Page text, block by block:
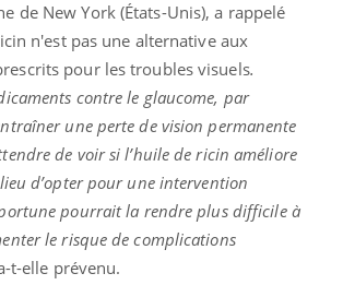
de New York (États-Unis), a rappelé
n'est pas une alternative aux
pour les troubles visuels.
contre le glaucome, par
une perte de vision permanente
de voir si l’huile de ricin améliore
d’opter pour une intervention
pourrait la rendre plus difficile à
le risque de complications
t-elle prévenu.